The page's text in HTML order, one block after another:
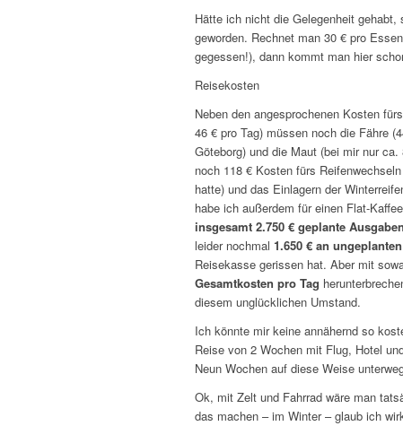
Hätte ich nicht die Gelegenheit
geworden. Rechnet man 30 € pro
gegessen!), dann kommt man hier
Reisekosten
Neben den angesprochenen Kosten
46 € pro Tag) müssen noch die Fähre
Göteborg) und die Maut (bei mir nur
noch 118 € Kosten fürs
hatte) und das Einlagern der
habe ich außerdem für einen Flat-
insgesamt 2.750 € geplante
leider nochmal 1.650 € an
Reisekasse gerissen hat. Aber mit
Gesamtkosten pro Tag
diesem unglücklichen Umstand.
Ich könnte mir keine annähernd so
Reise von 2 Wochen mit Flug, Hotel
Neun Wochen auf diese Weise
Ok, mit Zelt und Fahrrad wäre man
das machen – im Winter – glaub ich